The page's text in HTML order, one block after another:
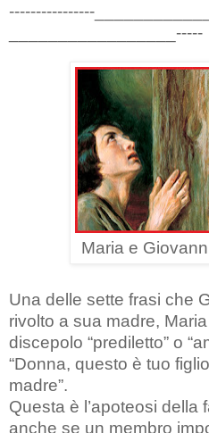
----------------
_________________-----
Maria e
Una delle sette frasi che
rivolto a sua madre,
discepolo “prediletto” o
“Donna, questo è tuo
madre”.
Questa è l’apoteosi della
anche se un membro